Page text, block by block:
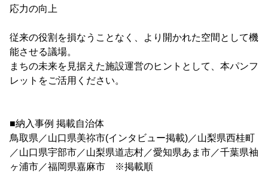
応力の向上
従来の役割を損なうことなく、より開かれた空間として機
能させる議場。
まちの未来を見据えた施設運営のヒントとして、本パンフ
レットをご活用ください。
■納入事例 掲載自治体
鳥取県／山口県美祢市(インタビュー掲載)／山梨県西桂町
／山口県宇部市／山梨県道志村／愛知県あま市／千葉県袖
ヶ浦市／福岡県嘉麻市 ※掲載順